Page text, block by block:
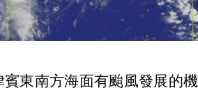
東南方海面有颱風發展的機